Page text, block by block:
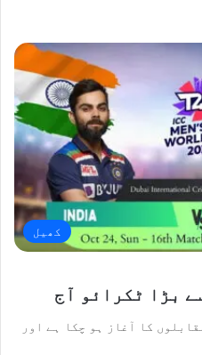
کھیل
بڑا ٹکرائو آج
کا آغاز ہو چکا ہے اور